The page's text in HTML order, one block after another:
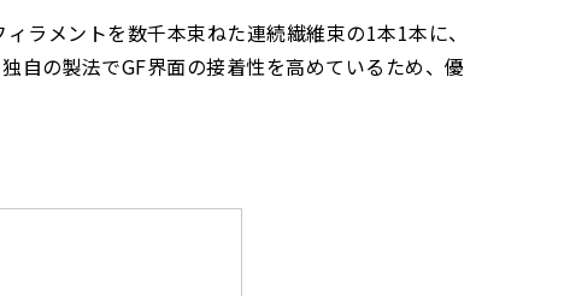
ラメントを数千本束ねた連続繊維束の1本1本に、
自の製法でGF界面の接着性を高めているため、優